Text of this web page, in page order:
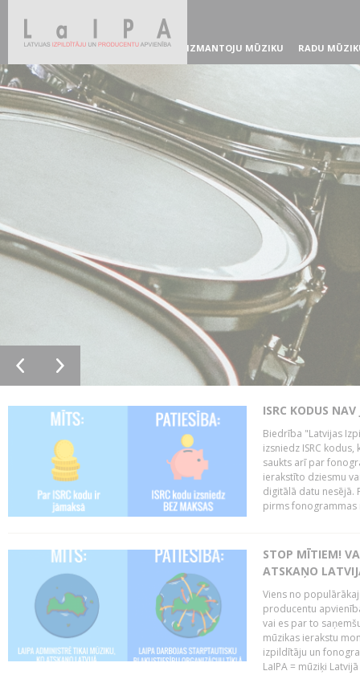
IZMANTOJU MŪZIKU RADU
ISRC KODUS
Biedrība "Latvijas
izsniedz ISRC
saukts arī par
ierakstīto dziesmu
digitālā datu nesējā.
pirms fonogrammas
STOP MĪTIEM!
ATSKAŅO
Viens no
producentu
vai es par to
mūzikas ierakstu
izpildītāju un
LaIPA = mūziķi